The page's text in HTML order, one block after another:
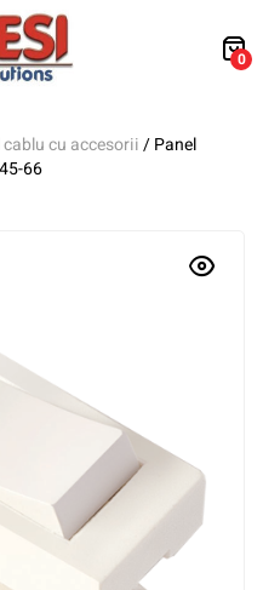
0
cablu cu accesorii/ Panel
66